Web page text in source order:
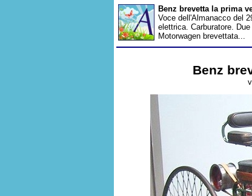
Benz brevetta la prima
Voce dell'Almanacco del
elettrica. Carburatore.
Motorwagen brevettata...
Benz